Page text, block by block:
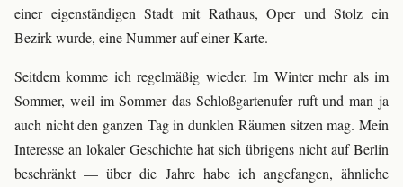
einer eigenständigen Stadt mit Rathaus, Oper und Stolz ein
Bezirk wurde, eine Nummer auf einer Karte.
Seitdem komme ich regelmäßig wieder. Im Winter mehr als im
Sommer, weil im Sommer das Schloßgartenufer ruft und man ja
auch nicht den ganzen Tag in dunklen Räumen sitzen mag. Mein
Interesse an lokaler Geschichte hat sich übrigens nicht auf Berlin
beschränkt — über die Jahre habe ich angefangen, ähnliche